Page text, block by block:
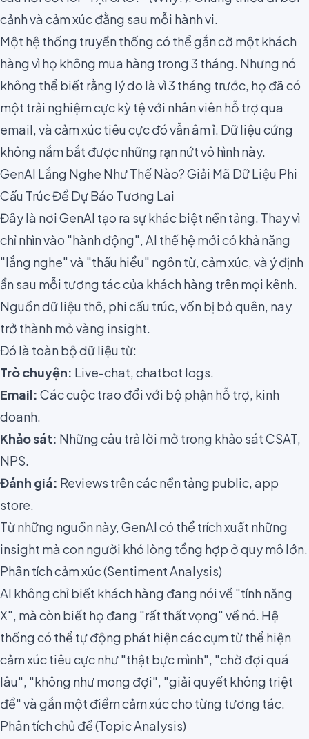
cảnh và cảm xúc đằng sau mỗi hành vi.
Một hệ thống truyền thống có thể gắn cờ một khách
hàng vì họ không mua hàng trong 3 tháng. Nhưng nó
không thể biết rằng lý do là vì 3 tháng trước, họ đã có
một trải nghiệm cực kỳ tệ với nhân viên hỗ trợ qua
email, và cảm xúc tiêu cực đó vẫn âm ỉ. Dữ liệu cứng
không nắm bắt được những rạn nứt vô hình này.
GenAI Lắng Nghe Như Thế Nào? Giải Mã Dữ Liệu Phi
Cấu Trúc Để Dự Báo Tương Lai
Đây là nơi GenAI tạo ra sự khác biệt nền tảng. Thay vì
chỉ nhìn vào "hành động", AI thế hệ mới có khả năng
"lắng nghe" và "thấu hiểu" ngôn từ, cảm xúc, và ý định
ẩn sau mỗi tương tác của khách hàng trên mọi kênh.
Nguồn dữ liệu thô, phi cấu trúc, vốn bị bỏ quên, nay
trở thành mỏ vàng insight.
Đó là toàn bộ dữ liệu từ:
Trò chuyện: Live-chat, chatbot logs.
Email: Các cuộc trao đổi với bộ phận hỗ trợ, kinh
doanh.
Khảo sát: Những câu trả lời mở trong khảo sát CSAT,
NPS.
Đánh giá: Reviews trên các nền tảng public, app
store.
Từ những nguồn này, GenAI có thể trích xuất những
insight mà con người khó lòng tổng hợp ở quy mô lớn.
Phân tích cảm xúc (Sentiment Analysis)
AI không chỉ biết khách hàng đang nói về "tính năng
X", mà còn biết họ đang "rất thất vọng" về nó. Hệ
thống có thể tự động phát hiện các cụm từ thể hiện
cảm xúc tiêu cực như "thật bực mình", "chờ đợi quá
lâu", "không như mong đợi", "giải quyết không triệt
để" và gắn một điểm cảm xúc cho từng tương tác.
Phân tích chủ đề (Topic Analysis)